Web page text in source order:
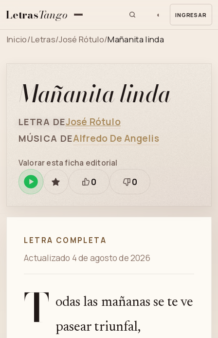
LetrasTango ◐ INGRESAR
Inicio/Letras/José Rótulo/Mañanita linda
Mañanita linda
LETRA DEJosé Rótulo
MÚSICA DEAlfredo De Angelis
ReproducirGUARDAR
Valorar esta ficha editorial
Está
0
Necesita
0
LETRA COMPLETA
Actualizado 4 de agosto de 2026
T odas las mañanas se te ve
pasear triunfal,